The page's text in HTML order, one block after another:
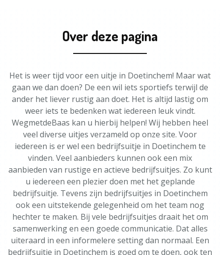
Over deze pagina
Het is weer tijd voor een uitje in Doetinchem! Maar wat
gaan we dan doen? De een wil iets sportiefs terwijl de
ander het liever rustig aan doet. Het is altijd lastig om
weer iets te bedenken wat iedereen leuk vindt.
WegmetdeBaas kan u hierbij helpen! Wij hebben heel
veel diverse uitjes verzameld op onze site. Voor
iedereen is er wel een bedrijfsuitje in Doetinchem te
vinden. Veel aanbieders kunnen ook een mix
aanbieden van rustige en actieve bedrijfsuitjes. Zo kunt
u iedereen een plezier doen met het geplande
bedrijfsuitje. Tevens zijn bedrijfsuitjes in Doetinchem
ook een uitstekende gelegenheid om het team nog
hechter te maken. Bij vele bedrijfsuitjes draait het om
samenwerking en een goede communicatie. Dat alles
uiteraard in een informelere setting dan normaal. Een
bedrijfsuitje in Doetinchem is goed om te doen, ook ten